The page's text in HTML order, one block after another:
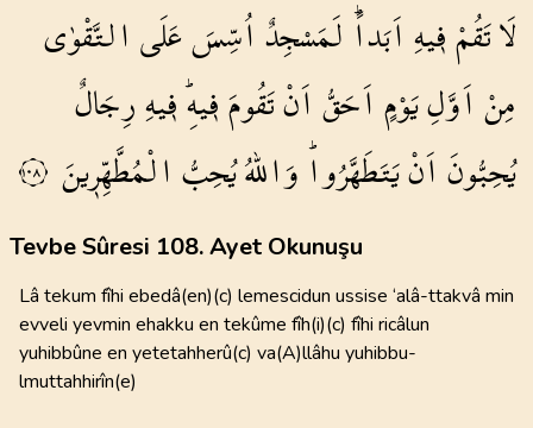
لَاتَقُمْف۪يهِاَبَداًۜلَمَسْجِدٌاُسِّسَعَلَىالتَّقْوٰى
مِنْاَوَّلِيَوْمٍاَحَقُّاَنْتَقُومَف۪يهِۜف۪يهِرِجَالٌ
يُحِبُّونَاَنْيَتَطَهَّرُواۜوَاللّٰهُيُحِبُّالْمُطَّهِّر۪ينَ ١٠٨
Tevbe Sûresi 108. Ayet Okunuşu
Lâ tekum fîhi ebedâ(en)(c) lemescidun ussise ‘alâ-ttakvâ min
evveli yevmin ehakku en tekûme fîh(i)(c) fîhi ricâlun
yuhibbûne en yetetahherû(c) va(A)llâhu yuhibbu-
lmuttahhirîn(e)